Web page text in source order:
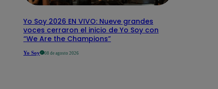
Yo Soy 2026 EN VIVO: Nueve grandes
voces cerraron el inicio de Yo Soy con
“We Are the Champions”
Yo Soy 08 de agosto 2026